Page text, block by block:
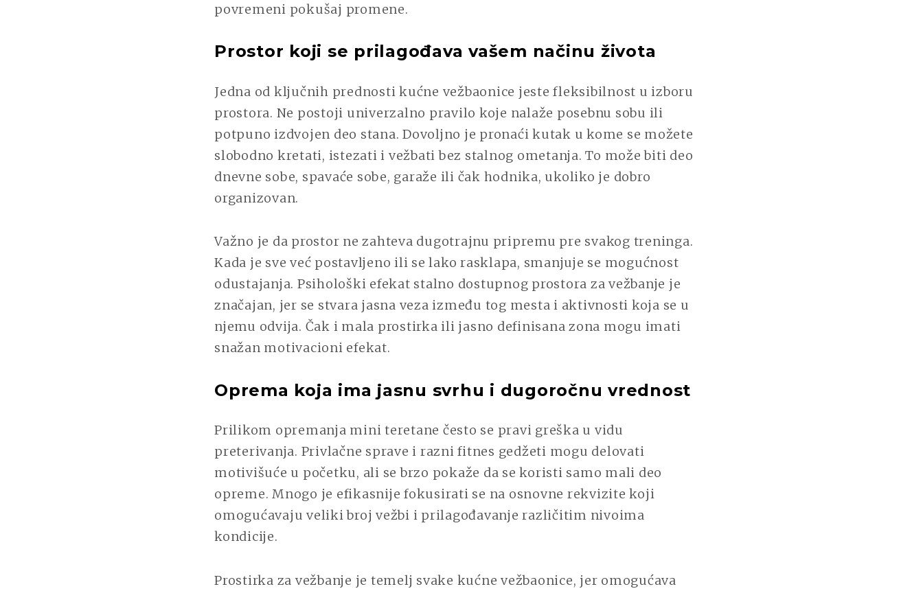
povremeni pokušaj promene.
Prostor koji se prilagođava vašem načinu života
Jedna od ključnih prednosti kućne vežbaonice jeste fleksibilnost u izboru
prostora. Ne postoji univerzalno pravilo koje nalaže posebnu sobu ili
potpuno izdvojen deo stana. Dovoljno je pronaći kutak u kome se možete
slobodno kretati, istezati i vežbati bez stalnog ometanja. To može biti deo
dnevne sobe, spavaće sobe, garaže ili čak hodnika, ukoliko je dobro
organizovan.
Važno je da prostor ne zahteva dugotrajnu pripremu pre svakog treninga.
Kada je sve već postavljeno ili se lako rasklapa, smanjuje se mogućnost
odustajanja. Psihološki efekat stalno dostupnog prostora za vežbanje je
značajan, jer se stvara jasna veza između tog mesta i aktivnosti koja se u
njemu odvija. Čak i mala prostirka ili jasno definisana zona mogu imati
snažan motivacioni efekat.
Oprema koja ima jasnu svrhu i dugoročnu vrednost
Prilikom opremanja mini teretane često se pravi greška u vidu
preterivanja. Privlačne sprave i razni fitnes gedžeti mogu delovati
motivišuće u početku, ali se brzo pokaže da se koristi samo mali deo
opreme. Mnogo je efikasnije fokusirati se na osnovne rekvizite koji
omogućavaju veliki broj vežbi i prilagođavanje različitim nivoima
kondicije.
Prostirka za vežbanje je temelj svake kućne vežbaonice, jer omogućava